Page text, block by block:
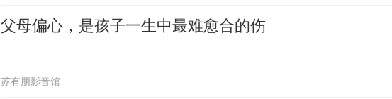
父母偏心，是孩子一生中最难愈合的伤
苏有朋影音馆